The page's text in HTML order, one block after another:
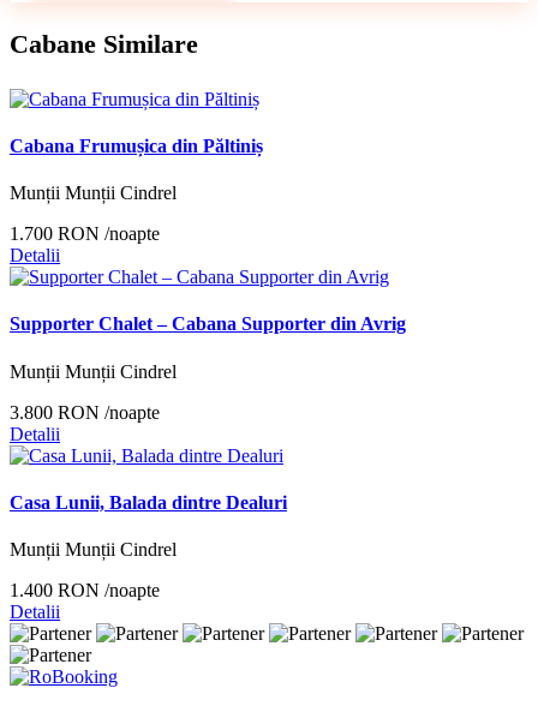
Cabane Similare
Cabana Frumușica din Păltiniș
Munții Munții Cindrel
1.700 RON /noapte
Detalii
Supporter Chalet – Cabana Supporter din Avrig
Munții Munții Cindrel
3.800 RON /noapte
Detalii
Casa Lunii, Balada dintre Dealuri
Munții Munții Cindrel
1.400 RON /noapte
Detalii